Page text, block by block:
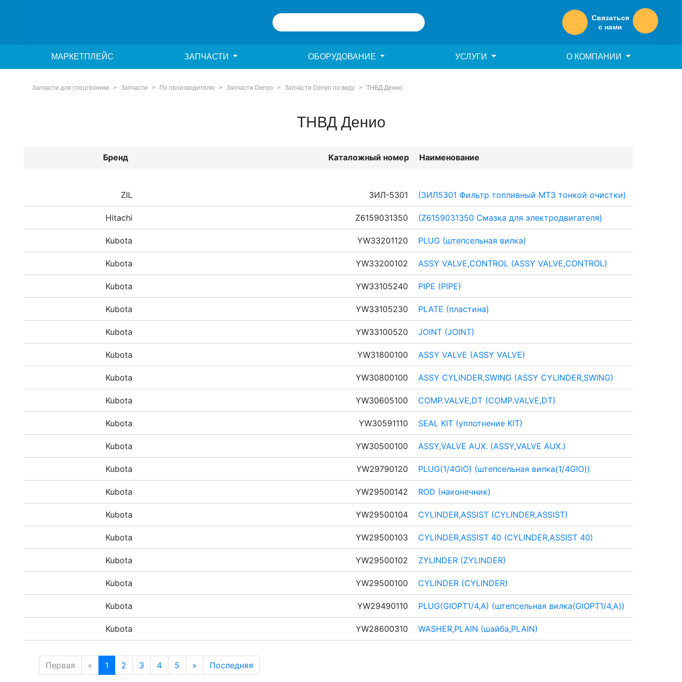
Связаться
с нами
МАРКЕТПЛЕЙС ЗАПЧАСТИ ОБОРУДОВАНИЕ УСЛУГИ О КОМПАНИИ
Запчасти для спецтехники Запчасти По производителю Запчасти Denyo Запчасти Denyo по виду ТНВД Денио
ТНВД Денио
Бренд Каталожный номер Наименование
ZIL ЗИЛ-5301 (ЗИЛ5301 Фильтр топливный МТЗ тонкой очистки)
Hitachi Z6159031350 (Z6159031350 Смазка для электродвигателя)
Kubota YW33201120 PLUG (штепсельная вилка)
Kubota YW33200102 ASSY VALVE,CONTROL (ASSY VALVE,CONTROL)
Kubota YW33105240 PIPE (PIPE)
Kubota YW33105230 PLATE (пластина)
Kubota YW33100520 JOINT (JOINT)
Kubota YW31800100 ASSY VALVE (ASSY VALVE)
Kubota YW30800100 ASSY CYLINDER,SWING (ASSY CYLINDER,SWING)
Kubota YW30605100 COMP.VALVE,DT (COMP.VALVE,DT)
Kubota YW30591110 SEAL KIT (уплотнение KIT)
Kubota YW30500100 ASSY,VALVE AUX. (ASSY,VALVE AUX.)
Kubota YW29790120 PLUG(1/4GIO) (штепсельная вилка(1/4GIO))
Kubota YW29500142 ROD (наконечник)
Kubota YW29500104 CYLINDER,ASSIST (CYLINDER,ASSIST)
Kubota YW29500103 CYLINDER,ASSIST 40 (CYLINDER,ASSIST 40)
Kubota YW29500102 ZYLINDER (ZYLINDER)
Kubota YW29500100 CYLINDER (CYLINDER)
Kubota YW29490110 PLUG(GIOPT1/4,A) (штепсельная вилка(GIOPT1/4,A))
Kubota YW28600310 WASHER,PLAIN (шайба,PLAIN)
Первая « 1 2 3 4 5 » Последняя